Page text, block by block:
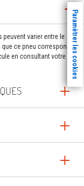
peuvent varier entre le
ce pneu correspond
en consultant votre
Paramètrer les cookies